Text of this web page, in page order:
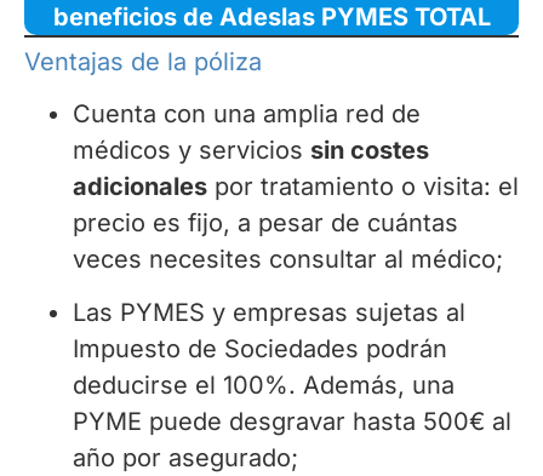
beneficios de Adeslas PYMES TOTAL
Ventajas de la póliza
Cuenta con una amplia red de
médicos y servicios sin costes
adicionales por tratamiento o visita: el
precio es fijo, a pesar de cuántas
veces necesites consultar al médico;
Las PYMES y empresas sujetas al
Impuesto de Sociedades podrán
deducirse el 100%. Además, una
PYME puede desgravar hasta 500€ al
año por asegurado;